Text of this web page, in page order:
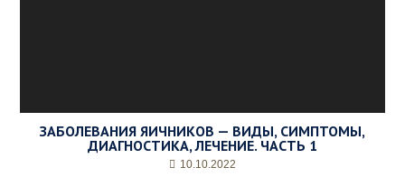
ЗАБОЛЕВАНИЯ ЯИЧНИКОВ — ВИДЫ, СИМПТОМЫ,
ДИАГНОСТИКА, ЛЕЧЕНИЕ. ЧАСТЬ 1
10.10.2022